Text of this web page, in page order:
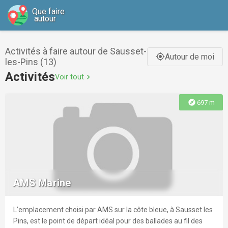
Que faire
autour
Activités à faire autour de Sausset-
les-Pins (13)
gps_fixedAutour de moi
ActivitésVoir tout chevron_right
explore 697 m
AMS Marine
L’emplacement choisi par AMS sur la côte bleue, à Sausset les
Pins, est le point de départ idéal pour des ballades au fil des